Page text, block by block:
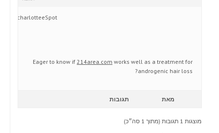
charlotteeSpot
Eager to know if 214area.com works well as a treatment for
androgenic hair loss?
מאת תגובות
מוצגות 1 תגובות (מתוך 1 סה״כ)